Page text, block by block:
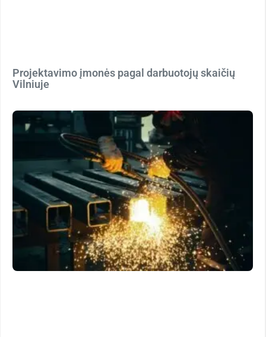
Projektavimo įmonės pagal darbuotojų skaičių
Vilniuje